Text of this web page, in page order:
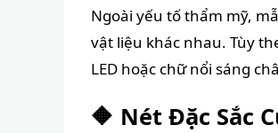
Ngoài yếu tố thẩm mỹ,
vật liệu khác nhau. Tùy
LED hoặc chữ nổi sáng
🔶 Nét Đặc Sắc